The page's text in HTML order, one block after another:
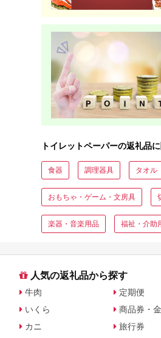
トイレットペーパーの返礼品
食器 調理器具 タオル
おもちゃ・ゲーム・文房具
楽器・音楽用品 福祉・介助
人気の返礼品から探す
牛肉
いくら
カニ
定期便
商品券・
旅行券